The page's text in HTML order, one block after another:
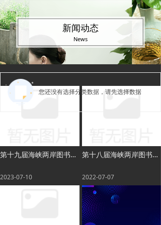
您还没有选择分类数据，请先选择数据
第十九届海峡两岸图书交易会参展服务手册
2023-07-10
第十八届海峡两岸图书交易会 招展手册
2022-07-07
新闻动态
News